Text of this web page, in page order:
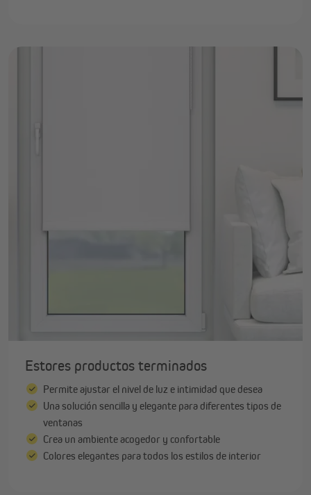
Estores productos terminados
Permite ajustar el nivel de luz e intimidad que desea
Una solución sencilla y elegante para diferentes tipos de
ventanas
Crea un ambiente acogedor y confortable
Colores elegantes para todos los estilos de interior